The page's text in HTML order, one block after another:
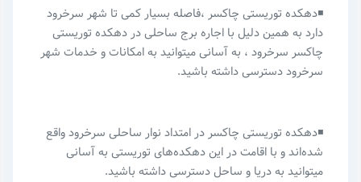
◾️دهکده‌ توریستی چاکسر ،فاصله بسیار کمی تا شهر سرخرود
دارد به همین دلیل با اجاره برج ساحلی در دهکده‌ توریستی
چاکسر سرخرود ، به آسانی میتوانید به امکانات و خدمات شهر
سرخرود دسترسی داشته باشید.
◾️دهکده‌ توریستی چاکسر در امتداد نوار ساحلی سرخرود واقع
شده‌اند و با اقامت در این دهکده‌های توریستی به آسانی
میتوانید به دریا و ساحل دسترسی داشته باشید.